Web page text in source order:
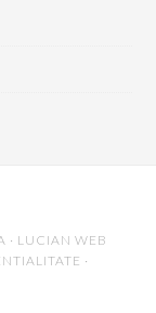
· LUCIAN WEB
·